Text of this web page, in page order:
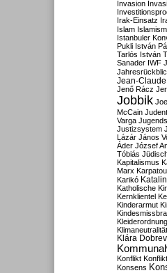
Invasion
Irak-Einsatz
Islam
Istanbuler
Pukli István
Tarlós István
Sanader IWF
Jean-
Jenő Rácz
Jobbik
McCain
Varga
Justizsystem
Lázár János
Áder József
Tóbiás
Kapitalismus
Marx
Karikó
Katholische
Kernklientel
Kinderarmut
Kleiderordnung
Klimaneutralität
Klára Dobrev
Konflikt
Konsens